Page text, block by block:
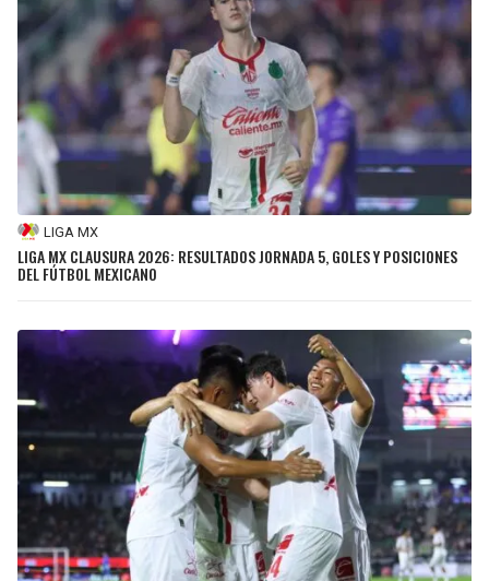
LIGA MX
LIGA MX CLAUSURA 2026: RESULTADOS JORNADA 5, GOLES Y POSICIONES
DEL FÚTBOL MEXICANO